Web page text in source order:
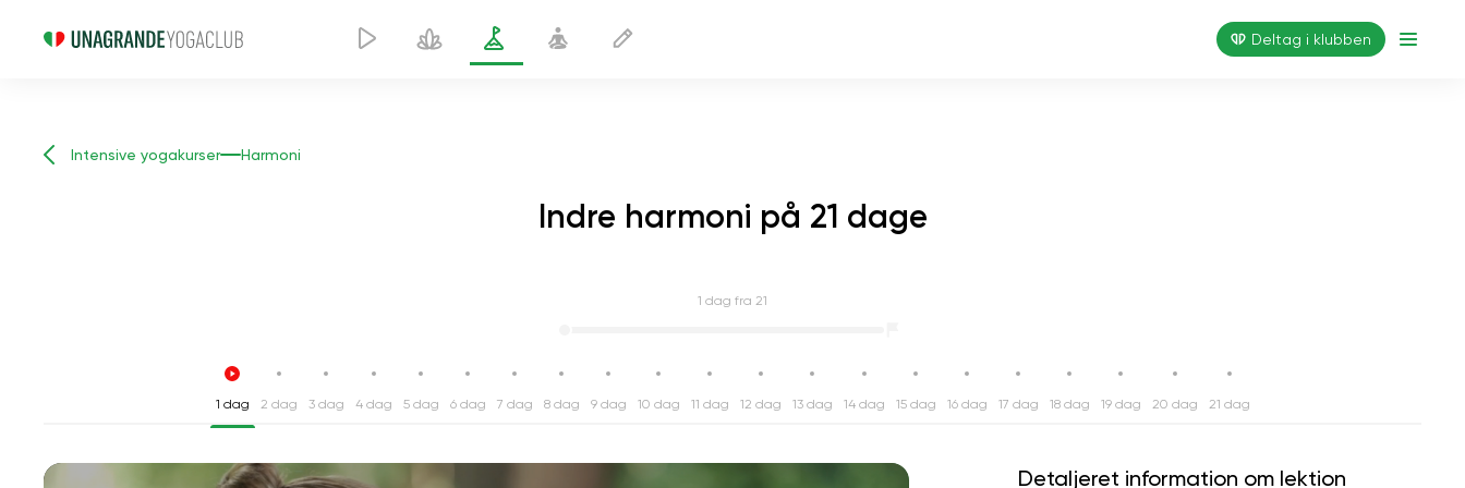
Deltag i klubben
Intensive yogakurser Harmoni
Indre harmoni på 21 dage
1 dag fra 21
1 dag 2 dag 3 dag 4 dag 5 dag 6 dag 7 dag 8 dag 9 dag 10 dag 11 dag 12 dag 13 dag 14 dag 15 dag 16 dag 17 dag 18 dag 19 dag 20 dag 21 dag
Detaljeret information om lektion